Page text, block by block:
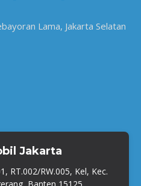
Lama, Jakarta Selatan
Jakarta
RT.002/RW.005, Kel, Kec.